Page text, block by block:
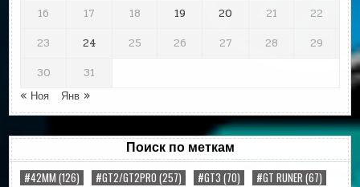
16
17 18 19 20 21
22
23
24 25 26 27 28
29
30
31
« Ноя
Янв »
Поиск по меткам
#42MM (126) #GT2/GT2PRO (257) #GT3 (70) #GT RUNER (67)